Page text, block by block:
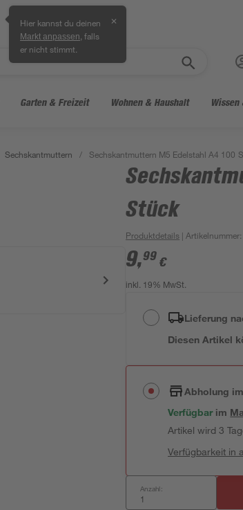
Hier kannst du deinen
Markt anpassen , falls
er nicht stimmt.
✕
Garten & Freizeit Wohnen & Haushalt
Sechskantmuttern / Sechskantmuttern M5 Edelstahl A4 100
Stück
Produktdetails | Artikelnummer:
9,99 €
inkl. 19% MwSt.
Lieferung
Diesen Artikel
Abholung
Verfügbar im
Artikel wird 3
Verfügbarkeit in
Anzahl: